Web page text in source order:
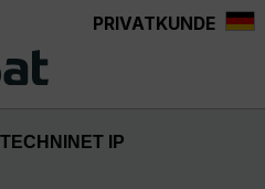
PRIVATKUNDE
TECHNINET IP